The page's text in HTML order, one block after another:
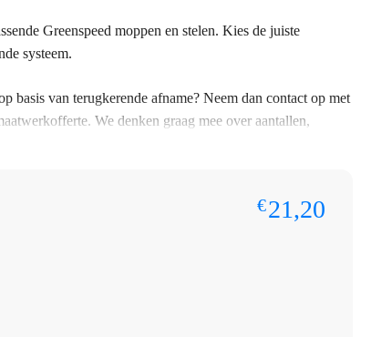
Greenspeed moppen en stelen. Kies de juiste
systeem.
basis van terugkerende afname? Neem dan contact op met
We denken graag mee over aantallen,
met Multifix Koppeling 30cm
€21,20